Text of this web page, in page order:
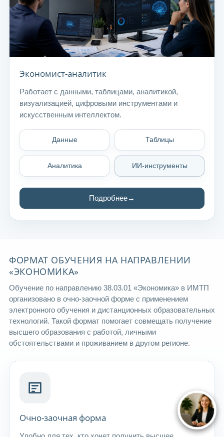
Экономист-аналитик
Работает с данными, таблицами, аналитикой,
визуализацией, цифровыми инструментами и
искусственным интеллектом.
Данные Таблицы
Аналитика ИИ-инструменты
Подробнее
ФОРМАТ ОБУЧЕНИЯ НА НАПРАВЛЕНИИ
«ЭКОНОМИКА»
Обучение по направлению 38.03.01 «Экономика» в ИМТП
организовано в очно-заочной форме с применением
электронного обучения и дистанционных образовательных
технологий. Такой формат помогает совмещать получение
высшего образования с работой, личными
обстоятельствами и проживанием в другом регионе.
Очно-заочная форма